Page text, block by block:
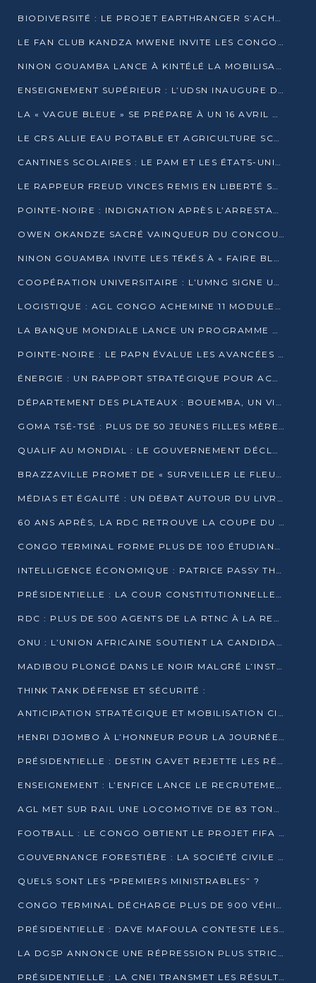
BIODIVERSITÉ : LE PROJET EARTHRANGER S’ACHÈVE, MAIS LES DÉFIS DEMEURENT
LE FAN CLUB KANDZA MWENE INVITE LES CONGOLAIS À UNE FORTE AFFLUENCE AU STADE DE KINTÉLÉ
NINON GOUAMBA LANCE À KINTÉLÉ LA MOBILISATION POUR L’INVESTITURE DR DSN
ENSEIGNEMENT SUPÉRIEUR : L’UDSN INAUGURE DES LABORATOIRES POUR BOOSTER LA FORMATION PRATIQUE
LA « VAGUE BLEUE » SE PRÉPARE À UN 16 AVRIL HISTORIQUE
LE CRS ALLIE EAU POTABLE ET AGRICULTURE SCOLAIRE AU CŒUR DE LA TRANSFORMATION DES ÉCOLES RURALES
CANTINES SCOLAIRES : LE PAM ET LES ÉTATS-UNIS AU CONTACT DES ÉCOLIERS DE KINKALA
LE RAPPEUR FREUD VINCES REMIS EN LIBERTÉ SOUS PRESSION MÉDIATIQUE
POINTE-NOIRE : INDIGNATION APRÈS L’ARRESTATION DU RAPPEUR FREUD VINCES
OWEN OKANDZE SACRÉ VAINQUEUR DU CONCOURS SLAM POUR LA VIE
NINON GOUAMBA INVITE LES TÉKÉS À « FAIRE BLOC » POUR PESER DANS LE DÉBAT NATIONAL
COOPÉRATION UNIVERSITAIRE : L’UMNG SIGNE UN ACCORD STRATÉGIQUE AVEC L’UNIVERSITÉ HAINAN EN CHINE
LOGISTIQUE : AGL CONGO ACHEMINE 11 MODULES GÉANTS JUSQU’À BRAZZAVILLE
LA BANQUE MONDIALE LANCE UN PROGRAMME DE 394 MILLIONS DE DOLLARS POUR LE BASSIN DU CONGO
POINTE-NOIRE : LE PAPN ÉVALUE LES AVANCÉES DU MÔLE EST
ÉNERGIE : UN RAPPORT STRATÉGIQUE POUR ACCÉLÉRER LA TRANSITION AU CONGO
DÉPARTEMENT DES PLATEAUX : BOUEMBA, UN VIVIER ÉCONOMIQUE PRÊT À EXPLOSER
GOMA TSÉ-TSÉ : PLUS DE 50 JEUNES FILLES MÈRES SENSIBILISÉES À LA SANTÉ SEXUELLE
QUALIF AU MONDIAL : LE GOUVERNEMENT DÉCLARE LA JOURNÉE DU 1ER AVRIL 2026 CHÔMÉE ET PAYÉE
BRAZZAVILLE PROMET DE « SURVEILLER LE FLEUVE » APRÈS LA QUALIFICATION DE LA RDC AU MONDIAL
MÉDIAS ET ÉGALITÉ : UN DÉBAT AUTOUR DU LIVRE « CES FEMMES QUI REPRENNENT LE POUVOIR SUR LEUR VIE »
60 ANS APRÈS, LA RDC RETROUVE LA COUPE DU MONDE
CONGO TERMINAL FORME PLUS DE 100 ÉTUDIANTS AUX TECHNIQUES D’EMBAUCHE
INTELLIGENCE ÉCONOMIQUE : PATRICE PASSY THÉORISE UNE STRATÉGIE ADAPTÉE AUX CONTEXTES FRAGMENTÉS
PRÉSIDENTIELLE : LA COUR CONSTITUTIONNELLE CONFIRME LA VICTOIRE DE SASSOU NGUESSO AVEC 94,90 % DES SUFFRAGES
RDC : PLUS DE 500 AGENTS DE LA RTNC À LA RETRAITE, UNE PAGE SE TOURNE
ONU : L’UNION AFRICAINE SOUTIENT LA CANDIDATURE DE MACKY SALL
MADIBOU PLONGÉ DANS LE NOIR MALGRÉ L’INSTALLATION D’UN NOUVEAU TRANSFORMATEUR
THINK TANK DÉFENSE ET SÉCURITÉ :
ANTICIPATION STRATÉGIQUE ET MOBILISATION CITOYENNE POUR NOTRE SOUVERAINETÉ NATIONALE
HENRI DJOMBO À L’HONNEUR POUR LA JOURNÉE MONDIALE DU THÉÂTRE
PRÉSIDENTIELLE : DESTIN GAVET REJETTE LES RÉSULTATS ET APPELLE À UN DIALOGUE NATIONAL
ENSEIGNEMENT : L’ENFICE LANCE LE RECRUTEMENT DE SA PREMIÈRE PROMOTION DE PROFESSEURS DES ÉCOLES
AGL MET SUR RAIL UNE LOCOMOTIVE DE 83 TONNES À POINTE-NOIRE
FOOTBALL : LE CONGO OBTIENT LE PROJET FIFA ARENA POUR SES 15 DÉPARTEMENTS
GOUVERNANCE FORESTIÈRE : LA SOCIÉTÉ CIVILE CONGOLAISE AFFICHE SES PRIORITÉS POUR 2026
QUELS SONT LES “PREMIERS MINISTRABLES” ?
CONGO TERMINAL DÉCHARGE PLUS DE 900 VÉHICULES EN QUELQUES HEURES
PRÉSIDENTIELLE : DAVE MAFOULA CONTESTE LES RÉSULTATS PROVISOIRES
LA DGSP ANNONCE UNE RÉPRESSION PLUS STRICTE CONTRE LES MOTO-TAXIS
PRÉSIDENTIELLE : LA CNEI TRANSMET LES RÉSULTATS PROVISOIRES À LA COUR CONSTITUTIONNELLE